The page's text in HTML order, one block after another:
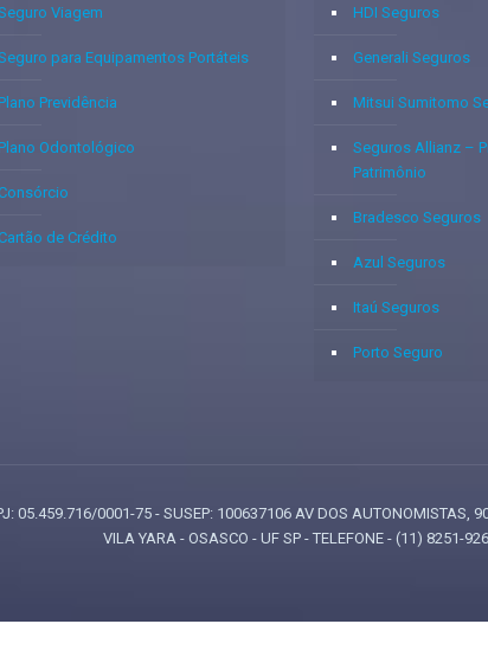
Viagem
para Equipamentos Portáteis
Plano Previdência
Plano Odontológico
Consórcio
Cartão de Crédito
HDI Seguros
Generali Seguros
Mitsui Sumitomo
Seguros Allianz –
Patrimônio
Bradesco Seguros
Azul Seguros
Itaú Seguros
Porto Seguro
0001-75 - SUSEP: 100637106 AV DOS AUTONOMISTAS,
VILA YARA - OSASCO - UF SP - TELEFONE - (11) 8251-